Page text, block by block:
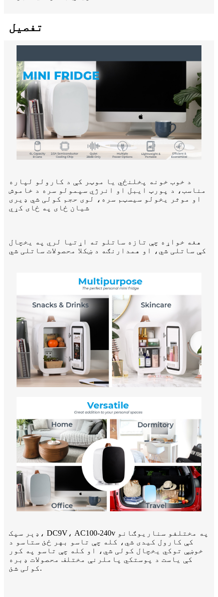
تفصیل
د خوب خونه پخلنځي یا موټر کې د کارولو لپاره
مناسب، د پورټ ایبل او انرژي سپمولو سره د خاموش
او موثر یخولو سیسټم سره، لوی حجم کولی شي ډیری
شیان ځای په ځای کړي
هغه خواړه چې تازه ساتلو ته اړتیا لري په یخچال
کې ساتلی شي، او همدارنګه د ښکلا محصولات ساتلی شي
ډېر سپک، DC9V، AC100-240v په مختلفو سناریوګانو
کې کارول کیدی شي، کله چې تاسو بهر ځئ ستاسو د
خوښې توکي یخچال کولی شي، او کله چې تاسو په کور
کې یاست د پوستکي پاملرنې مختلف محصولات ډبره
کولی شئ.